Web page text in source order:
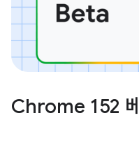
Chrome 152